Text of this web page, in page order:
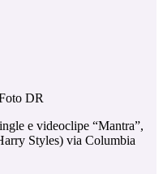
DR
e videoclipe “Mantra”,
Styles) via Columbia